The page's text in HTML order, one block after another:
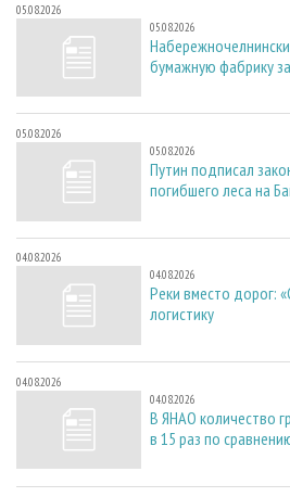
05.08.2026
05.08.2026
бумажную фабрику
05.08.2026
05.08.2026
Путин подписал
погибшего леса на
04.08.2026
04.08.2026
Реки вместо дорог:
логистику
04.08.2026
04.08.2026
В ЯНАО количество
в 15 раз по